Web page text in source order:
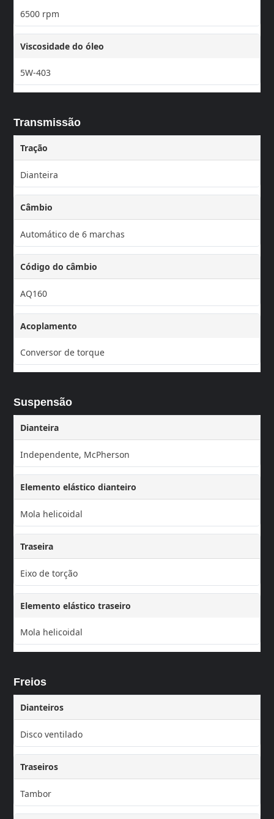
6500 rpm
Viscosidade do óleo
5W-403
Transmissão
Tração
Dianteira
Câmbio
Automático de 6 marchas
Código do câmbio
AQ160
Acoplamento
Conversor de torque
Suspensão
Dianteira
Independente, McPherson
Elemento elástico dianteiro
Mola helicoidal
Traseira
Eixo de torção
Elemento elástico traseiro
Mola helicoidal
Freios
Dianteiros
Disco ventilado
Traseiros
Tambor